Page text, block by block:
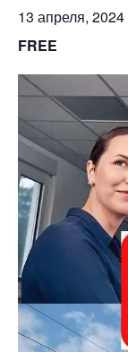
13 апреля, 2024
FREE